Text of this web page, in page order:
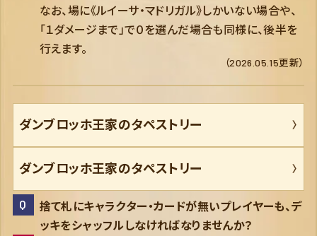
なお、場に《ルイーサ・マドリガル》しかいない場合や、
「１ダメージまで」で０を選んだ場合も同様に、後半を
行えます。
（2026.05.15更新）
ダンブロッホ王家のタペストリー
ダンブロッホ王家のタペストリー
捨て札にキャラクター・カードが無いプレイヤーも、デ
ッキをシャッフルしなければなりませんか？